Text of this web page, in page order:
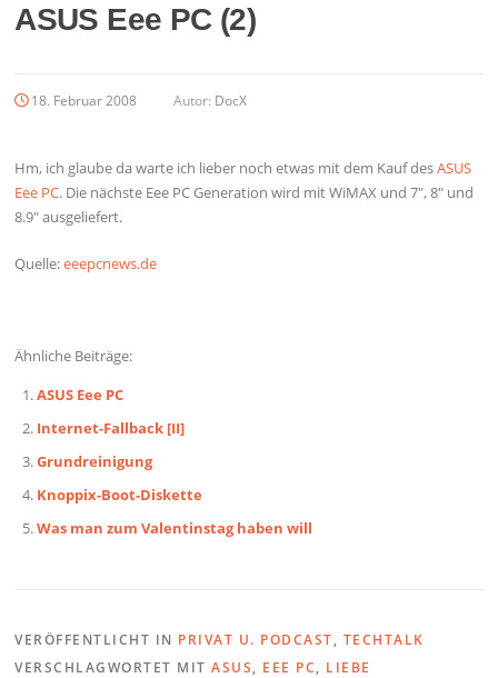
ASUS Eee PC (2)
18. Februar 2008 Autor: DocX
Hm, ich glaube da warte ich lieber noch etwas mit dem Kauf desASUS
Eee PC. Die nächste Eee PC Generation wird mit WiMAX und 7″, 8″ und
8.9″ ausgeliefert.
Quelle:eeepcnews.de
Ähnliche Beiträge:
ASUS Eee PC
Internet-Fallback [II]
Grundreinigung
Knoppix-Boot-Diskette
Was man zum Valentinstag haben will
VERÖFFENTLICHT IN PRIVAT U. PODCAST, TECHTALK
VERSCHLAGWORTET MITASUS, EEE PC, LIEBE